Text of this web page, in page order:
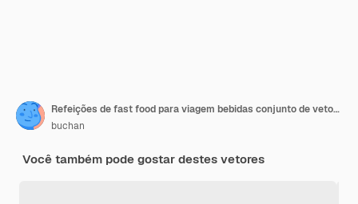
Refeições de fast food para viagem bebidas conjunto de vetores planos
buchan
Você também pode gostar destes vetores